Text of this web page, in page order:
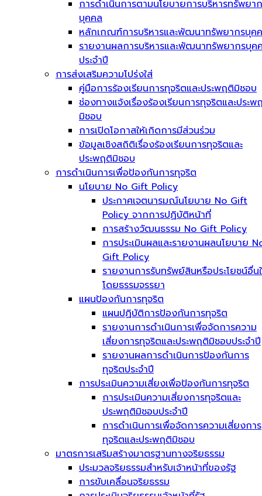
การดำเนินการตามนโยบายการบริหารทรัพยา
บุคคล
หลักเกณฑ์การบริหารและพัฒนาทรัพยากรบุค
รายงานผลการบริหารและพัฒนาทรัพยากรบุค
ประจำปี
การส่งเสริมความโปร่งใส่
คู่มือการร้องเรียนการทุจริตและประพฤติมิชอบ
ช่องทางแจ้งเรื่องร้องเรียนการทุจริตและประพ
มิชอบ
การเปิดโอกาสให้เกิดการมีส่วนร่วม
ข้อมูลเชิงสถิติเรื่องร้องเรียนการทุจริตและ
ประพฤติมิชอบ
การดำเนินการเพื่อป้องกันการทุจริต
นโยบาย No Gift Policy
ประกาศเจตนารมณ์นโยบาย No Gift
Policy จากการปฏิบัติหน้าที่
การสร้างวัฒนธรรม No Gift Policy
การประเมินผลและรายงานผลนโยบาย
Gift Policy
รายงานการรับทรัพย์สินหรือประโยชน์อื่น
โดยธรรมจรรยา
แผนป้องกันการทุจริต
แผนปฏิบัติการป้องกันการทุจริต
รายงานการดำเนินการเพื่อจัดการความ
เสี่ยงการทุจริตและประพฤติมิชอบประจำปี
รายงานผลการดำเนินการป้องกันการ
ทุจริตประจำปี
การประเมินความเสี่ยงเพื่อป้องกันการทุจริต
การประเมินความเสี่ยงการทุจริตและ
ประพฤติมิชอบประจำปี
การดำเนินการเพื่อจัดการความเสี่ยงการ
ทุจริตและประพฤติมิชอบ
มาตรการเสริมสร้างมาตรฐานทางจริยธรรม
ประมวลจริยธรรมสำหรับเจ้าหน้าที่ของรัฐ
การขับเคลื่อนจริยธรรม